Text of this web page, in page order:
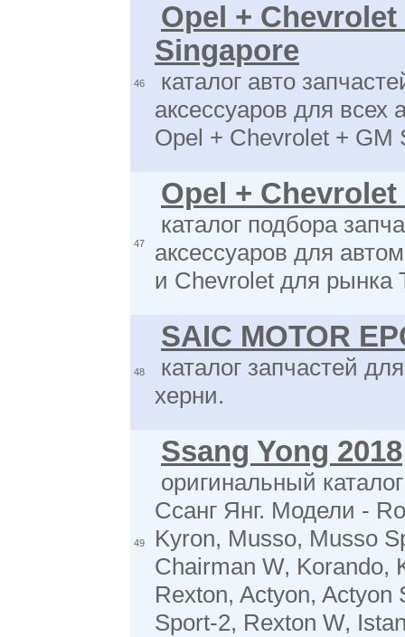
46
Opel + Chevrolet
Singapore
каталог авто
аксессуаров для всех
Opel + Chevrolet + GM
47
Opel +
каталог подбора
аксессуаров для
и Chevrolet для рынка
48
SAIC MOTOR
каталог запчастей
херни.
49
Ssang Yong 2018
оригинальный
Ссанг Янг. Модели -
Kyron, Musso, Musso
Chairman W, Korando,
Rexton, Actyon, Actyon
Sport-2, Rexton W,